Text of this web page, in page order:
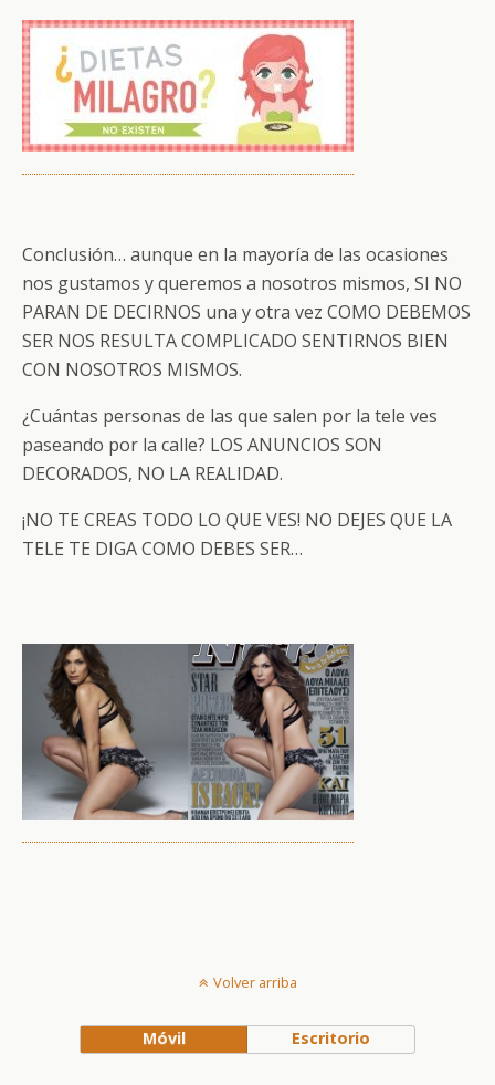
Conclusión… aunque en la mayoría de las ocasiones
nos gustamos y queremos a nosotros mismos, SI NO
PARAN DE DECIRNOS una y otra vez COMO DEBEMOS
SER NOS RESULTA COMPLICADO SENTIRNOS BIEN
CON NOSOTROS MISMOS.
¿Cuántas personas de las que salen por la tele ves
paseando por la calle? LOS ANUNCIOS SON
DECORADOS, NO LA REALIDAD.
¡NO TE CREAS TODO LO QUE VES! NO DEJES QUE LA
TELE TE DIGA COMO DEBES SER…
Volver arriba
Móvil Escritorio